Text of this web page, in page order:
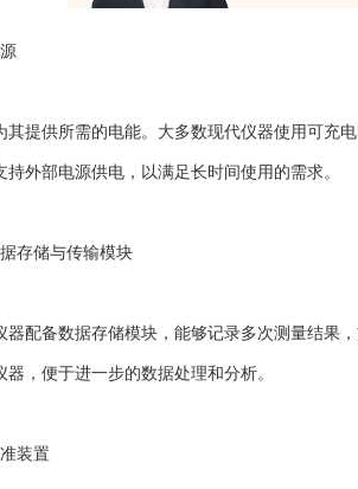
供所需的电能。大多数现代仪器使用可充电
持外部电源供电，以满足长时间使用的需求。
储与传输模块
备数据存储模块，能够记录多次测量结果，
器，便于进一步的数据处理和分析。
装置